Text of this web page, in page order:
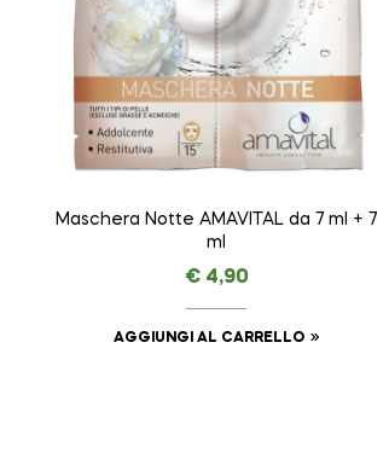
Maschera Notte AMAVITAL da 7 ml + 7
ml
€4,90
AGGIUNGI AL CARRELLO